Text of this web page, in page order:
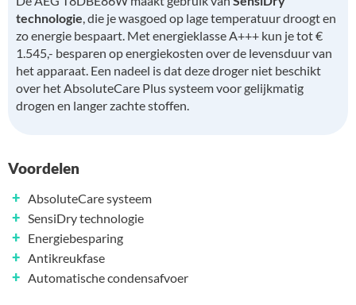
technologie, die je wasgoed op lage temperatuur droogt en
zo energie bespaart. Met energieklasse A+++ kun je tot €
1.545,- besparen op energiekosten over de levensduur van
het apparaat. Een nadeel is dat deze droger niet beschikt
over het AbsoluteCare Plus systeem voor gelijkmatig
drogen en langer zachte stoffen.
Voordelen
+ AbsoluteCare systeem
+ SensiDry technologie
+ Energiebesparing
+ Antikreukfase
+ Automatische condensafvoer